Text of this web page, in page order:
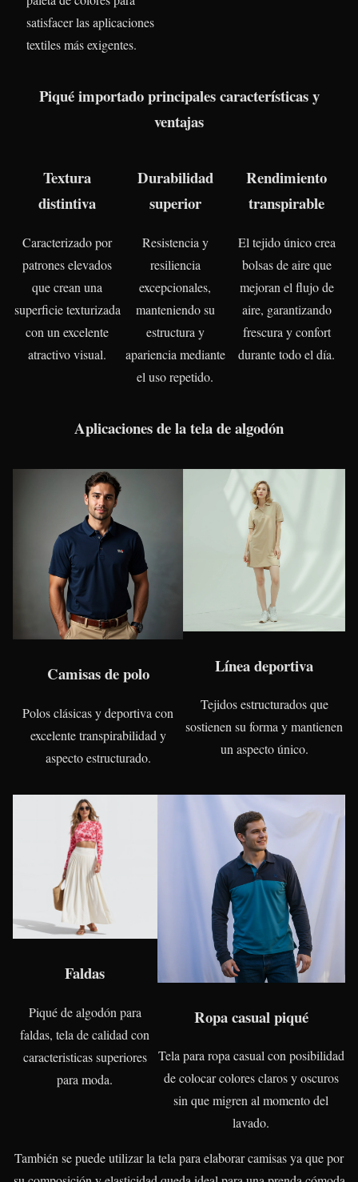
satisfacer las aplicaciones
textiles más exigentes.
Piqué importado principales características y
ventajas
Textura
distintiva
Caracterizado por
patrones elevados
que crean una
superficie texturizada
con un excelente
atractivo visual.
Durabilidad
superior
Resistencia y
resiliencia
excepcionales,
manteniendo su
estructura y
apariencia mediante
el uso repetido.
Rendimiento
transpirable
El tejido único crea
bolsas de aire que
mejoran el flujo de
aire, garantizando
frescura y confort
durante todo el día.
Aplicaciones de la tela de algodón
Camisas de polo
Polos clásicas y deportiva con
excelente transpirabilidad y
aspecto estructurado.
Línea deportiva
Tejidos estructurados que
sostienen su forma y mantienen
un aspecto único.
Faldas
Piqué de algodón para
faldas, tela de calidad con
caracteristicas superiores
para moda.
Ropa casual piqué
Tela para ropa casual con posibilidad
de colocar colores claros y oscuros
sin que migren al momento del
lavado.
También se puede utilizar la tela para elaborar camisas ya que por